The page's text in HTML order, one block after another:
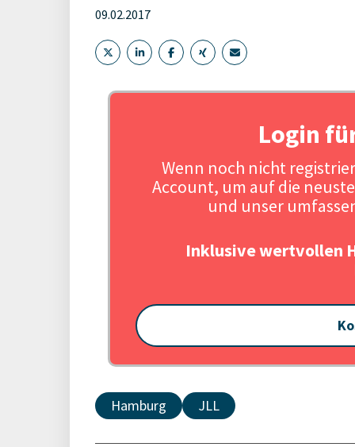
09.02.2017
Login
Wenn noch nicht
Account, um auf die
und unser
Inklusive wertvollen
Hamburg JLL